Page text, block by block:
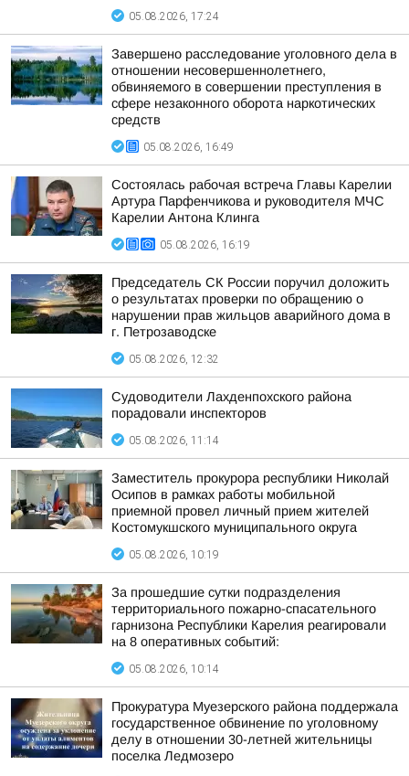
05.08.2026, 17:24
Завершено расследование уголовного дела в
отношении несовершеннолетнего,
обвиняемого в совершении преступления в
сфере незаконного оборота наркотических
средств
05.08.2026, 16:49
Состоялась рабочая встреча Главы Карелии
Артура Парфенчикова и руководителя МЧС
Карелии Антона Клинга
05.08.2026, 16:19
Председатель СК России поручил доложить
о результатах проверки по обращению о
нарушении прав жильцов аварийного дома в
г. Петрозаводске
05.08.2026, 12:32
Судоводители Лахденпохского района
порадовали инспекторов
05.08.2026, 11:14
Заместитель прокурора республики Николай
Осипов в рамках работы мобильной
приемной провел личный прием жителей
Костомукшского муниципального округа
05.08.2026, 10:19
За прошедшие сутки подразделения
территориального пожарно-спасательного
гарнизона Республики Карелия реагировали
на 8 оперативных событий:
05.08.2026, 10:14
Прокуратура Муезерского района поддержала
государственное обвинение по уголовному
делу в отношении 30-летней жительницы
поселка Ледмозеро